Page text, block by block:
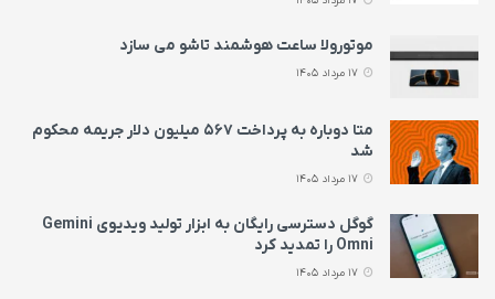
موتورولا ساعت هوشمند تاشو می‌ سازد
متا دوباره به پرداخت ۵۶۷ میلیون دلار جریمه محکوم
شد
گوگل دسترسی رایگان به ابزار تولید ویدیوی Gemini
Omni را تمدید کرد